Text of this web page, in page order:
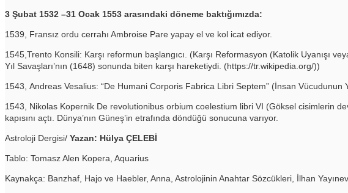
3 Şubat 1532 –31 Ocak 1553 arasındaki döneme baktığımızda:
1539, Fransız ordu cerrahı Ambroise Pare yapay el ve kol icat ediyor.
1545,Trento Konsili: Karşı reformun başlangıcı. (Karşı Reformasyon (Katolik Uyanışı
Yıl Savaşları’nın (1648) sonunda biten karşı hareketiydi. (https://tr.wikipedia.org/))
1543, Andreas Vesalius: “De Humani Corporis Fabrica Libri Septem” (İnsan Vücudunun
1543, Nikolas Kopernik De revolutionibus orbium coelestium libri VI (Göksel cisimlerin
kapısını açtı. Dünya’nın Güneş’in etrafında döndüğü sonucuna varıyor.
Astroloji Dergisi/ Yazan: Hülya ÇELEBİ
Tablo: Tomasz Alen Kopera, Aquarius
Kaynakça: Banzhaf, Hajo ve Haebler, Anna, Astrolojinin Anahtar Sözcükleri, İlhan